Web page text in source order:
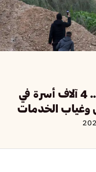
جراء التصعيد الإسرائيلي.. 4 آلاف أسرة في
وغياب الخدمات